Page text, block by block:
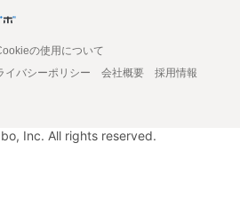
の使用について
イバシーポリシー 会社概要
採用情報
Inc. All rights reserved.